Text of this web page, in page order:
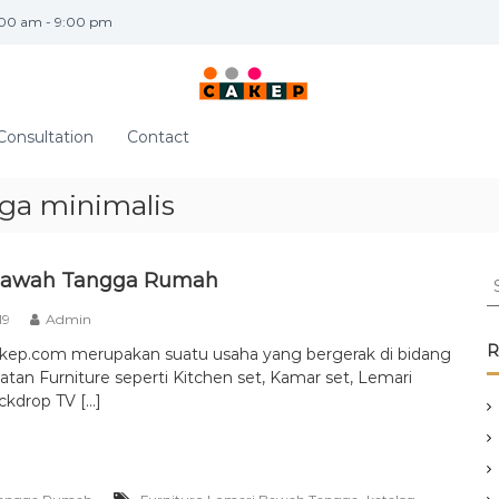
am - 9:00 pm
Contact
minimalis
Tangga Rumah
Admin
merupakan suatu usaha yang bergerak di bidang
Furniture seperti Kitchen set, Kamar set, Lemari
TV […]
S
r
c
f
o
r